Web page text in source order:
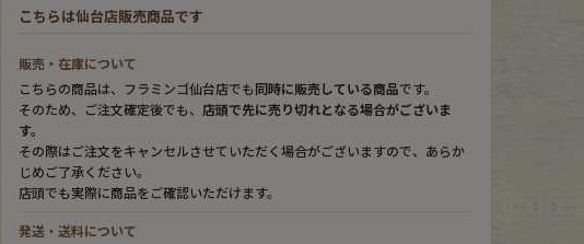
こちらは仙台店販売商品です
販売・在庫について
こちらの商品は、フラミンゴ仙台店でも同時に販売している商品です。
そのため、ご注文確定後でも、 店頭で先に売り切れとなる場合がございま
す。
その際はご注文をキャンセルさせていただく場合がございますので、あらか
じめご了承ください。
店頭でも実際に商品をご確認いただけます。
発送・送料について